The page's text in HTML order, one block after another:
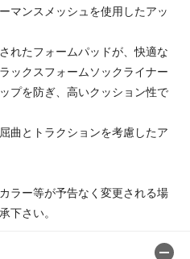
マンスメッシュを使用したアッ
れたフォームパッドが、快適な
ックスフォームソックライナー
プを防ぎ、高いクッション性で
曲とトラクションを考慮したア
ラー等が予告なく変更される場
下さい。